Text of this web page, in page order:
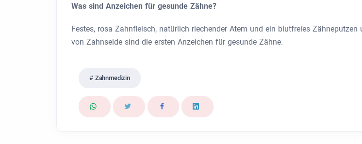
Was sind Anzeichen für gesunde Zähne?
Festes, rosa Zahnfleisch, natürlich riechender Atem und ein blutfreies Zähneputzen
von Zahnseide sind die ersten Anzeichen für gesunde Zähne.
Zahnmedizin